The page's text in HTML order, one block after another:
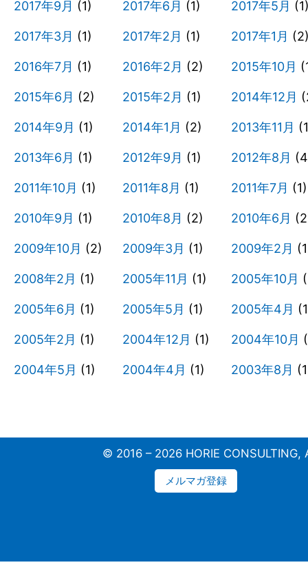
2017年9月 (1) 2017年6月 (1) 2017年5月
2017年3月 (1) 2017年2月 (1) 2017年1月
2016年7月 (1) 2016年2月 (2) 2015年10月
2015年6月 (2) 2015年2月 (1) 2014年12月
2014年9月 (1) 2014年1月 (2) 2013年11月
2013年6月 (1) 2012年9月 (1) 2012年8月
2011年10月 (1) 2011年8月 (1) 2011年7月 (1)
2010年9月 (1) 2010年8月 (2) 2010年6月
2009年10月 (2) 2009年3月 (1) 2009年2月
2008年2月 (1) 2005年11月 (1) 2005年10月
2005年6月 (1) 2005年5月 (1) 2005年4月
2005年2月 (1) 2004年12月 (1) 2004年10月
2004年5月 (1) 2004年4月 (1) 2003年8月
© 2016 – 2026 HORIE
メルマガ登録